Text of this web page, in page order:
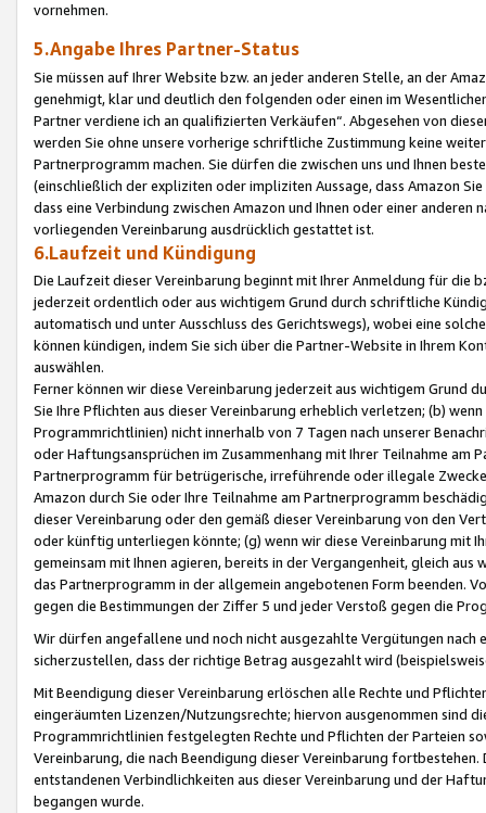
vornehmen.
5.Angabe Ihres Partner-Status
Sie müssen auf Ihrer Website bzw. an jeder anderen Stelle, an der
genehmigt, klar und deutlich den folgenden oder einen im
Partner verdiene ich an qualifizierten Verkäufen“. Abgesehen von
werden Sie ohne unsere vorherige schriftliche Zustimmung keine
Partnerprogramm machen. Sie dürfen die zwischen uns und Ihnen
(einschließlich der expliziten oder impliziten Aussage, dass Amazon
dass eine Verbindung zwischen Amazon und Ihnen oder einer
vorliegenden Vereinbarung ausdrücklich gestattet ist.
6.Laufzeit und Kündigung
Die Laufzeit dieser Vereinbarung beginnt mit Ihrer Anmeldung für die
jederzeit ordentlich oder aus wichtigem Grund durch schriftliche
automatisch und unter Ausschluss des Gerichtswegs), wobei eine
können kündigen, indem Sie sich über die Partner-Website in Ihrem
auswählen.
Ferner können wir diese Vereinbarung jederzeit aus wichtigem Grund
Sie Ihre Pflichten aus dieser Vereinbarung erheblich verletzen; (b)
Programmrichtlinien) nicht innerhalb von 7 Tagen nach unserer
oder Haftungsansprüchen im Zusammenhang mit Ihrer Teilnahme am
Partnerprogramm für betrügerische, irreführende oder illegale
Amazon durch Sie oder Ihre Teilnahme am Partnerprogramm
dieser Vereinbarung oder den gemäß dieser Vereinbarung von den
oder künftig unterliegen könnte; (g) wenn wir diese Vereinbarung mit
gemeinsam mit Ihnen agieren, bereits in der Vergangenheit, gleich
das Partnerprogramm in der allgemein angebotenen Form beenden.
gegen die Bestimmungen der Ziffer 5 und jeder Verstoß gegen die
Wir dürfen angefallene und noch nicht ausgezahlte Vergütungen
sicherzustellen, dass der richtige Betrag ausgezahlt wird
Mit Beendigung dieser Vereinbarung erlöschen alle Rechte und
eingeräumten Lizenzen/Nutzungsrechte; hiervon ausgenommen sind
Programmrichtlinien festgelegten Rechte und Pflichten der Parteien
Vereinbarung, die nach Beendigung dieser Vereinbarung
entstandenen Verbindlichkeiten aus dieser Vereinbarung und der
begangen wurde.